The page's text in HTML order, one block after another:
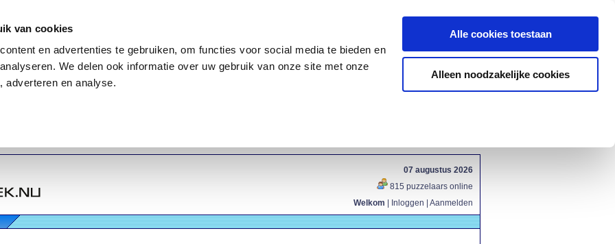
van cookies
en advertenties te gebruiken, om functies voor social media te bieden en
We delen ook informatie over uw gebruik van onze site met onze
adverteren en analyse.
Alle cookies toestaan
Alleen noodzakelijke cookies
07 augustus 2026
815 puzzelaars online
Welkom
Inloggen Aanmelden